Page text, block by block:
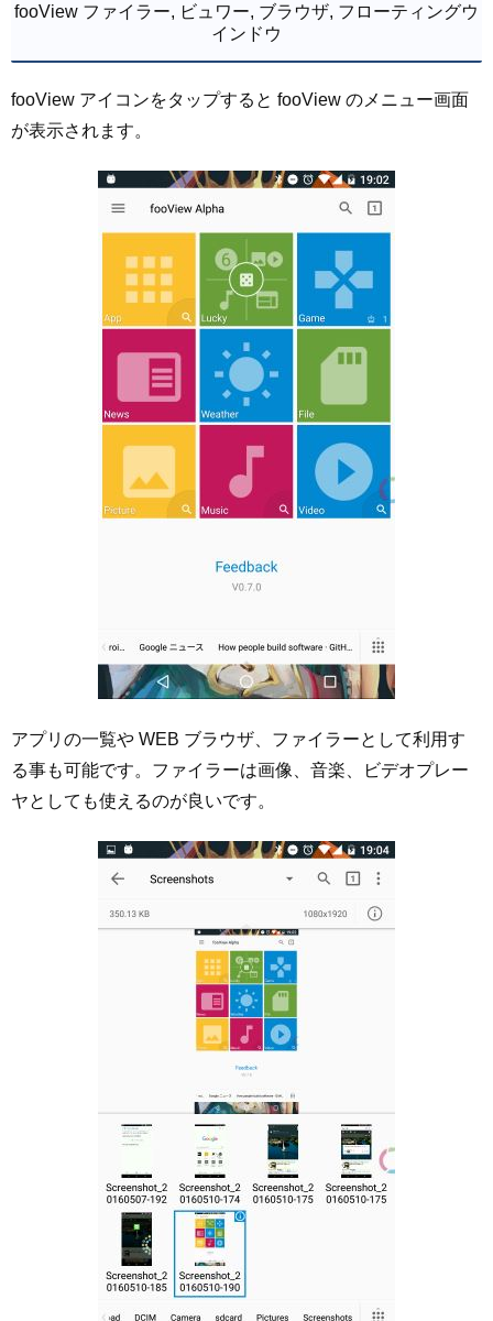
fooView ファイラー, ビュワー, ブラウザ, フローティングウ
インドウ
fooView アイコンをタップすると fooView のメニュー画面
が表示されます。
アプリの一覧や WEB ブラウザ、ファイラーとして利用す
る事も可能です。ファイラーは画像、音楽、ビデオプレー
ヤとしても使えるのが良いです。